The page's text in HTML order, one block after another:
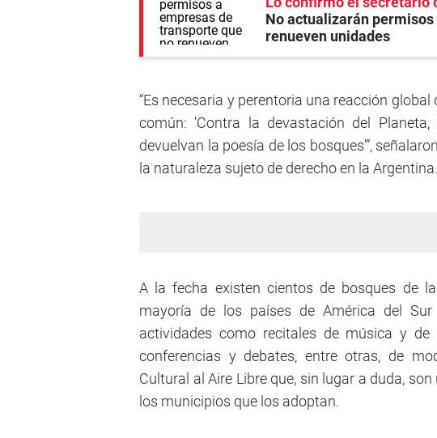
No actualizarán
renueven unidades
“Es necesaria y perentoria una reacción
común: 'Contra la devastación del
devuelvan la poesía de los bosques'”,
la naturaleza sujeto de derecho en la Argentina.
A la fecha existen cientos de bosques de
mayoría de los países de América del
actividades como recitales de música y de
conferencias y debates, entre otras, de
Cultural al Aire Libre que, sin lugar a duda,
los municipios que los adoptan.